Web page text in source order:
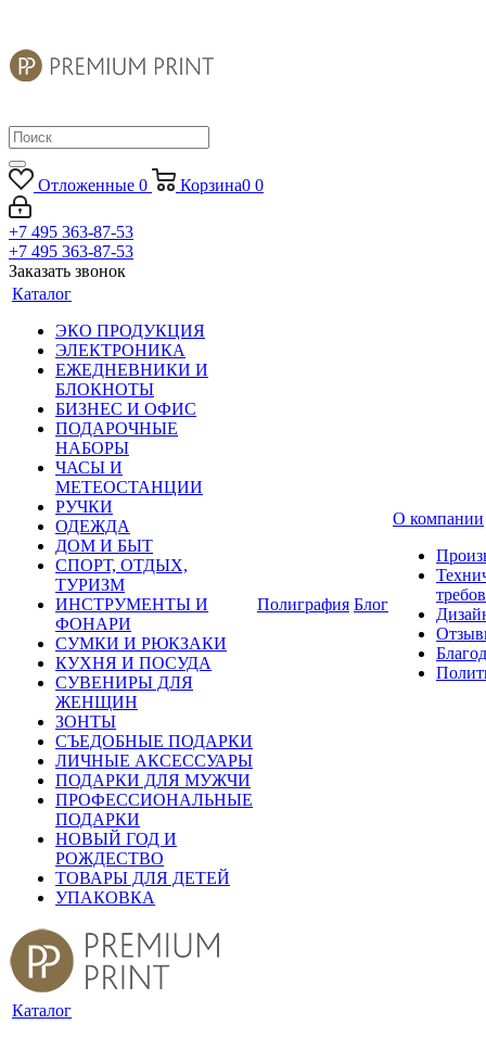
Отложенные 0 Корзина0 0
+7 495 363-87-53
+7 495 363-87-53
Заказать звонок
Каталог
ЭКО ПРОДУКЦИЯ
ЭЛЕКТРОНИКА
ЕЖЕДНЕВНИКИ И
БЛОКНОТЫ
БИЗНЕС И ОФИС
ПОДАРОЧНЫЕ
НАБОРЫ
ЧАСЫ И
МЕТЕОСТАНЦИИ
РУЧКИ
ОДЕЖДА
ДОМ И БЫТ
СПОРТ, ОТДЫХ,
ТУРИЗМ
ИНСТРУМЕНТЫ И
ФОНАРИ
СУМКИ И РЮКЗАКИ
КУХНЯ И ПОСУДА
СУВЕНИРЫ ДЛЯ
ЖЕНЩИН
ЗОНТЫ
СЪЕДОБНЫЕ ПОДАРКИ
ЛИЧНЫЕ АКСЕССУАРЫ
ПОДАРКИ ДЛЯ МУЖЧИ
ПРОФЕССИОНАЛЬНЫЕ
ПОДАРКИ
НОВЫЙ ГОД И
РОЖДЕСТВО
ТОВАРЫ ДЛЯ ДЕТЕЙ
УПАКОВКА
Полиграфия Блог
О компании
Каталог